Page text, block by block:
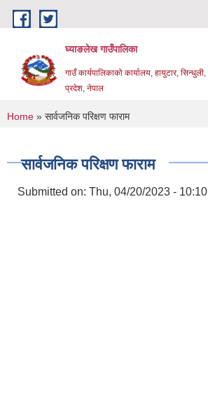
Skip to main content
घ्याङलेख गाउँपालिका
गाउँ कार्यपालिकाको कार्यालय, हायुटार, सिन्धुली,
प्रदेश, नेपाल
You are here
Home » सार्वजनिक परिक्षण फाराम
सार्वजनिक परिक्षण फाराम
Submitted on: Thu, 04/20/2023 - 10:10